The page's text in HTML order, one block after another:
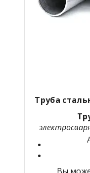
Труба